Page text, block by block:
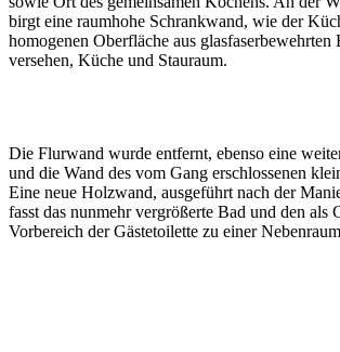
birgt eine raumhohe Schrankwand, wie der
homogenen Oberfläche aus glasfaserbewehrten
versehen, Küche und Stauraum.
Die Flurwand wurde entfernt, ebenso eine
und die Wand des vom Gang erschlossenen
Eine neue Holzwand, ausgeführt nach der
fasst das nunmehr vergrößerte Bad und den als
Vorbereich der Gästetoilette zu einer